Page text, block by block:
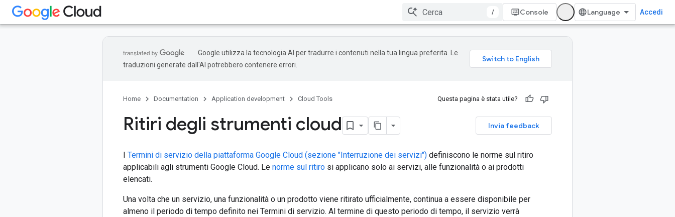
/ Console Accedi
Google utilizza la tecnologia AI per tradurre i contenuti nella tua lingua preferita. Le
traduzioni generate dall'AI potrebbero contenere errori.
Home Documentation Application development Cloud Tools Questa pagina è stata utile?
Invia feedback
Ritiri degli strumenti cloud
I Termini di servizio della piattaforma Google Cloud (sezione "Interruzione dei servizi") definiscono le norme sul ritiro
applicabili agli strumenti Google Cloud. Le norme sul ritiro si applicano solo ai servizi, alle funzionalità o ai prodotti
elencati.
Una volta che un servizio, una funzionalità o un prodotto viene ritirato ufficialmente, continua a essere disponibile per
almeno il periodo di tempo definito nei Termini di servizio. Al termine di questo periodo di tempo, il servizio verrà